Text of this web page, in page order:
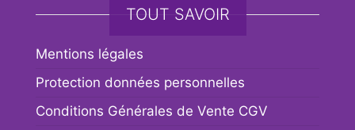
TOUT SAVOIR
Mentions légales
Protection données personnelles
Conditions Générales de Vente CGV